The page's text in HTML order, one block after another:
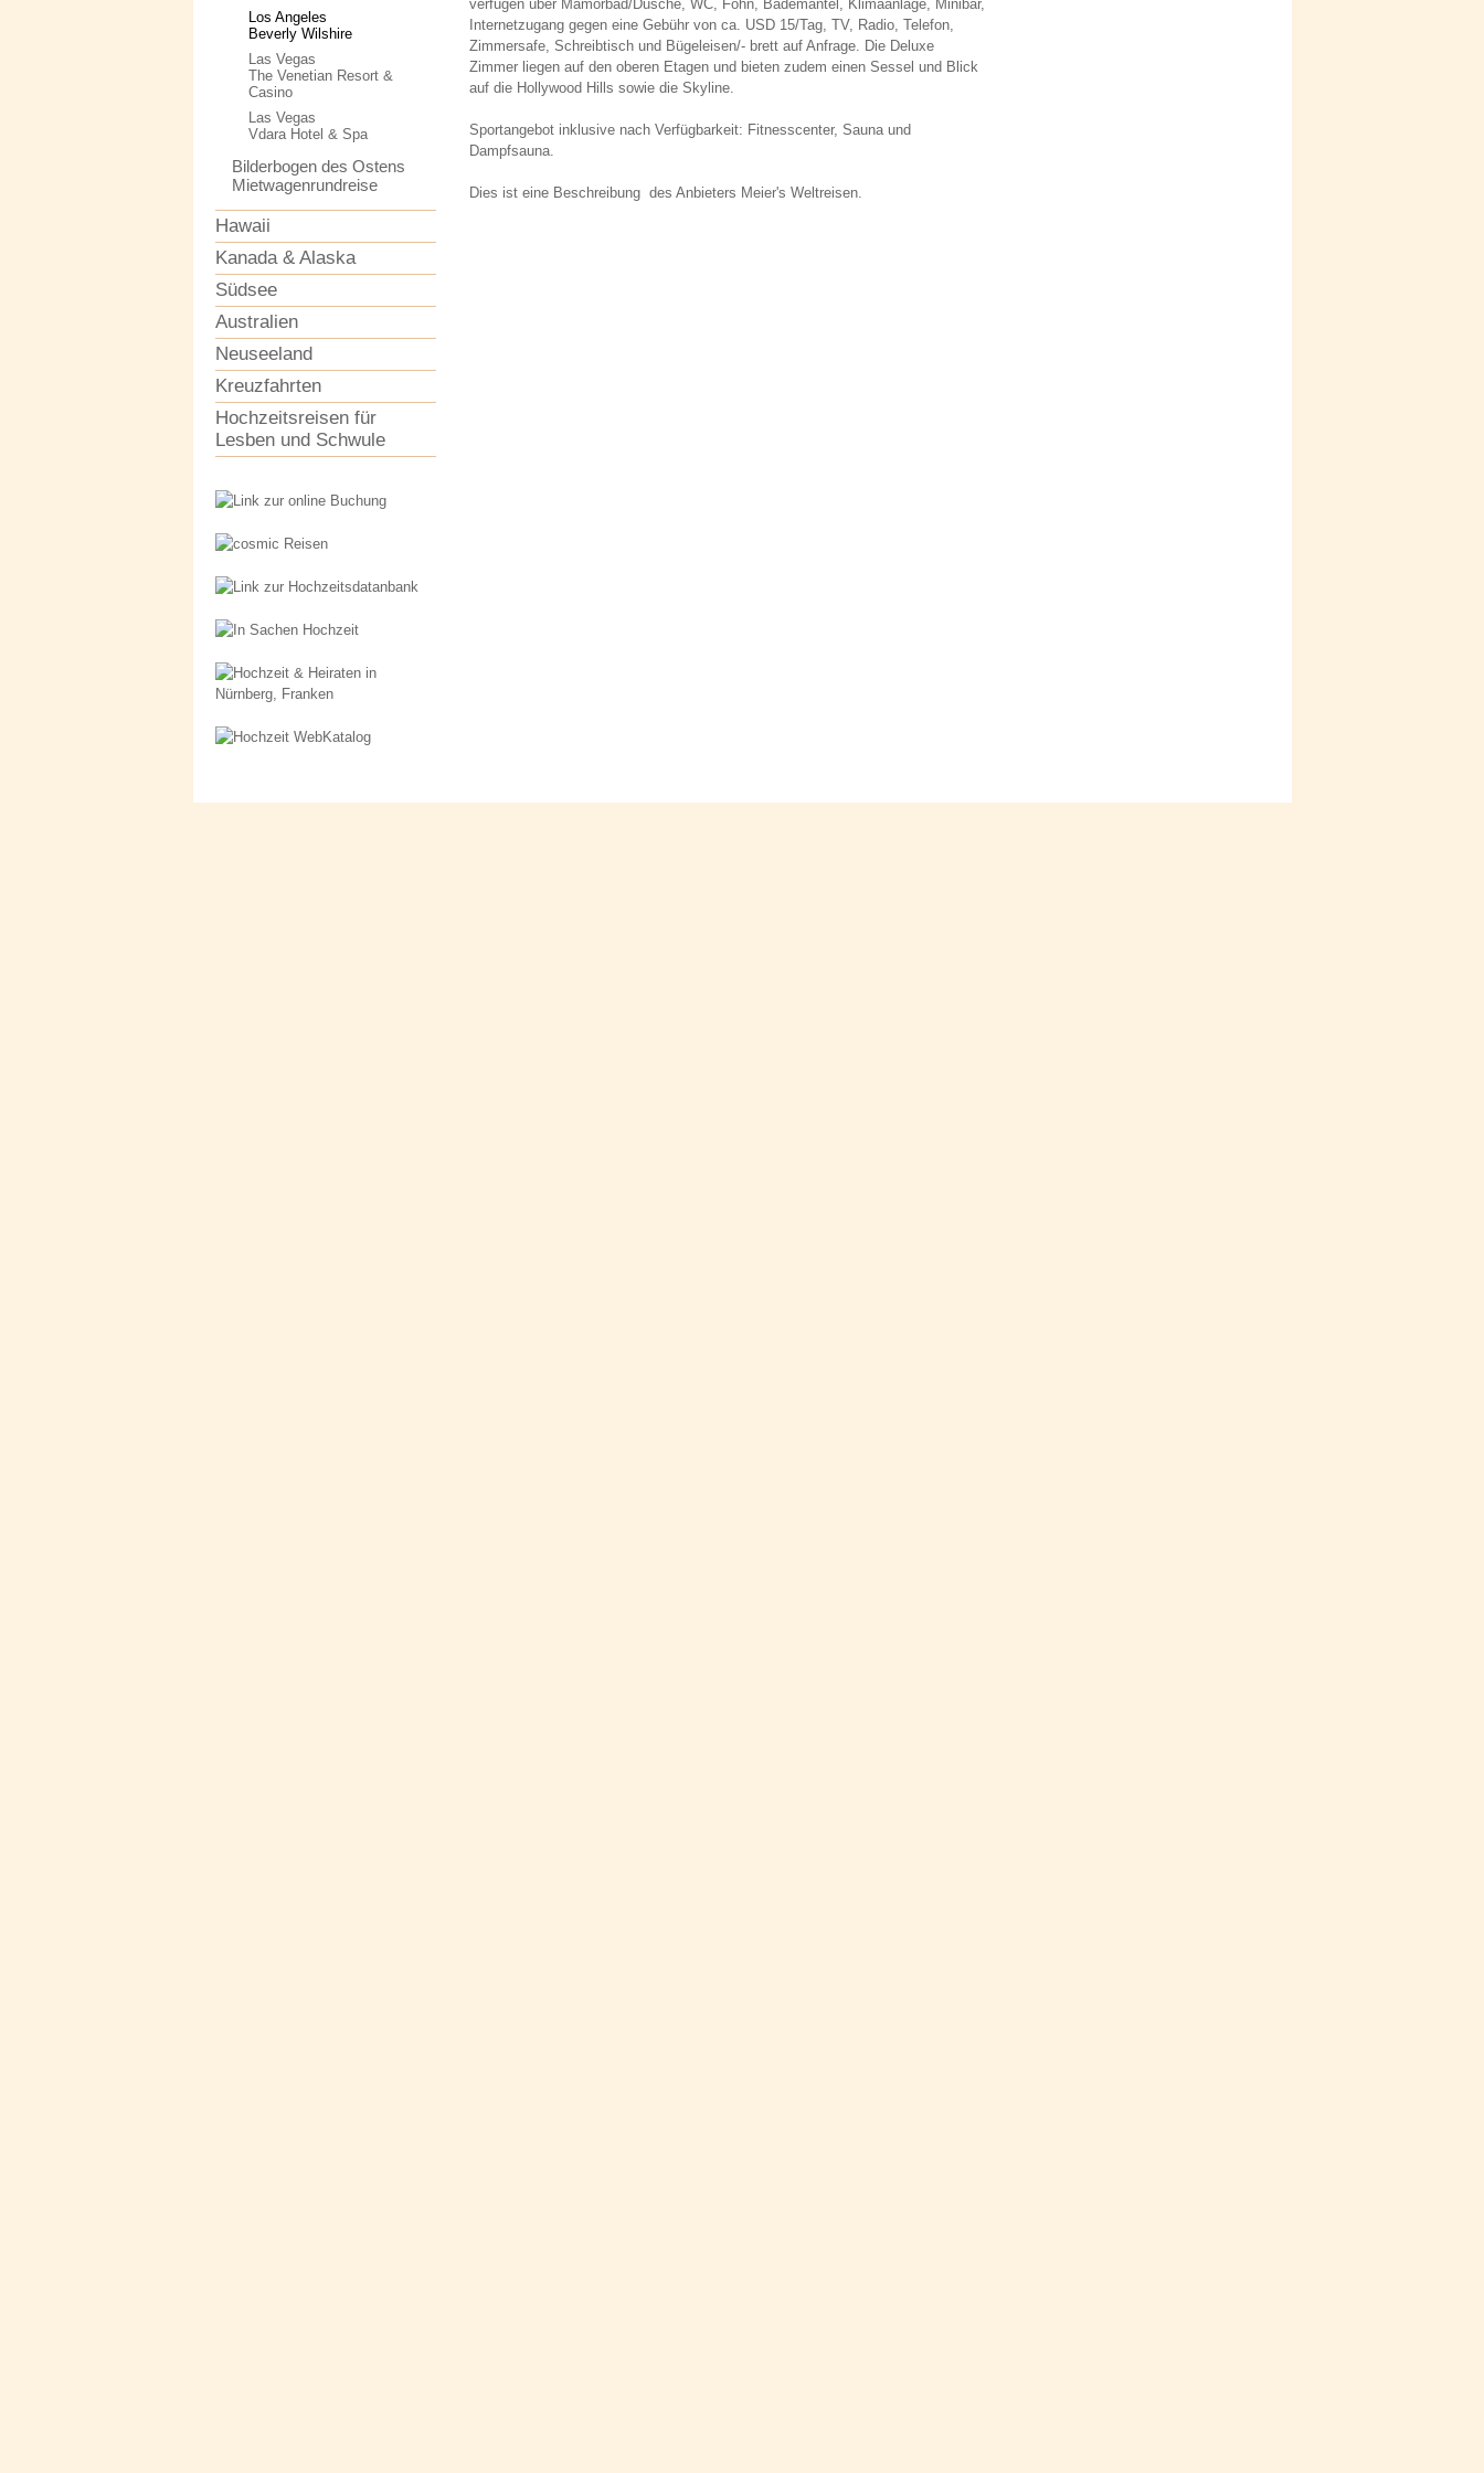
Los Angeles
Beverly Wilshire
Las Vegas
The Venetian Resort &
Casino
Las Vegas
Vdara Hotel & Spa
Bilderbogen des Ostens
Mietwagenrundreise
Hawaii
Kanada & Alaska
Südsee
Australien
Neuseeland
Kreuzfahrten
Hochzeitsreisen für
Lesben und Schwule
verfügen über Mamorbad/Dusche, WC, Föhn, Bademantel, Klimaanlage, Minibar,
Internetzugang gegen eine Gebühr von ca. USD 15/Tag, TV, Radio, Telefon,
Zimmersafe, Schreibtisch und Bügeleisen/- brett auf Anfrage. Die Deluxe
Zimmer liegen auf den oberen Etagen und bieten zudem einen Sessel und Blick
auf die Hollywood Hills sowie die Skyline.
Sportangebot inklusive nach Verfügbarkeit: Fitnesscenter, Sauna und
Dampfsauna.
Dies ist eine Beschreibung des Anbieters Meier's Weltreisen.